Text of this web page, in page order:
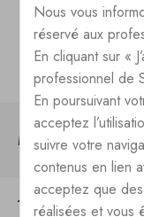
MENU
Nous vous
réservé aux
En cliquant sur «
professionnel de
En poursuivant
acceptez
suivre votre
contenus en lien
acceptez que
réalisées et